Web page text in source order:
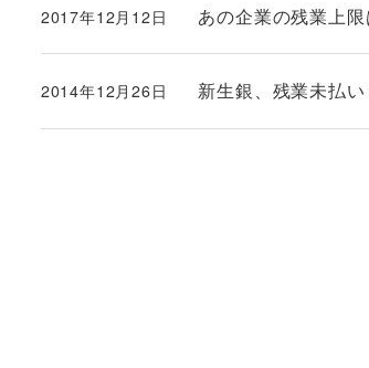
あの企業の残業上
投稿日
2017年12月12日
新生銀、残業未払
投稿日
2014年12月26日